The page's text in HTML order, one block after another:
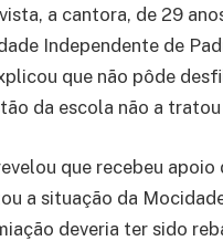
a cantora, de 29
Independente de
que não pôde
da escola não a
que recebeu
a situação da
deveria ter sido